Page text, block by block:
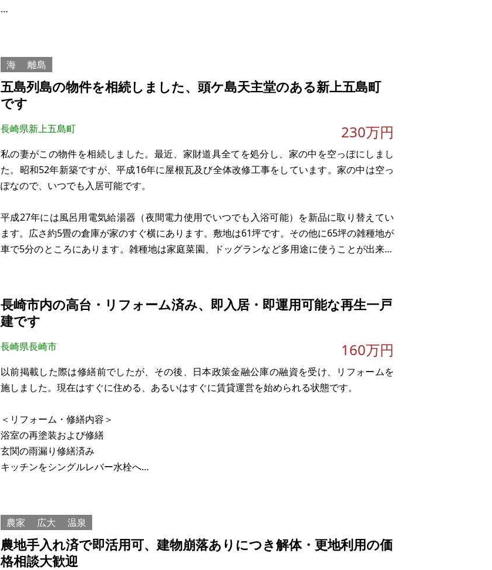
【物件概要】※土地のみ
場所：長崎県佐世保市西大久保町
土地：152.75㎡
構造：
現況：空地
希望価格：180万円
市街化区域、第一種中高層住
海 離島
五島列島の物件を相続しました、頭ケ島天主堂のある新上五島町
です
長崎県新上五島町 230万円
私の妻がこの物件を相続しました。最近、家財道具全てを処分し、家の中を空っぽにしまし
た。昭和52年新築ですが、平成16年に屋根瓦及び全体改修工事をしています。家の中は空っ
ぽなので、いつでも入居可能です。
平成27年には風呂用電気給湯器（夜間電力使用でいつでも入浴可能）を新品に取り替えてい
ます。広さ約5畳の倉庫が家のすぐ横にあります。敷地は61坪です。その他に65坪の雑種地が
車で5分のところにあります。雑種地は家庭菜園、ドッグランなど多用途に使うことが出来ま
長崎市内の高台・リフォーム済み、即入居・即運用可能な再生一戸
建です
長崎県長崎市 160万円
以前掲載した際は修繕前でしたが、その後、日本政策金融公庫の融資を受け、リフォームを
施しました。現在はすぐに住める、あるいはすぐに賃貸運営を始められる状態です。
​＜リフォーム・修繕内容＞
​浴室の再塗装および修繕
​玄関の雨漏り修繕済み
​キッチンをシングルレバー水栓へ
​＜売却の理由＞
リフォームを終えて賃貸募集を開始しましたが、まとまった資金が必要になったため、今回
は空き家としての売却を優先することにいたしました。
農家 広大 温泉
農地手入れ済で即活用可、建物崩落ありにつき解体・更地利用の価
格相談大歓迎